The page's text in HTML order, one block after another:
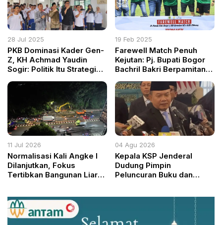
28 Jul 2025
PKB Dominasi Kader Gen-
Z, KH Achmad Yaudin
Sogir: Politik Itu Strategi
Waktu Gemasaba
Kabupaten Bogor Sudah
Miliki Hampir 2.000 Kader
Militan di 40 Kecamatan
19 Feb 2025
Farewell Match Penuh
Kejutan: Pj. Bupati Bogor
Bachril Bakri Berpamitan
11 Jul 2026
Normalisasi Kali Angke I
Dilanjutkan, Fokus
Tertibkan Bangunan Liar
04 Agu 2026
Kepala KSP Jenderal
Dudung Pimpin
Peluncuran Buku dan